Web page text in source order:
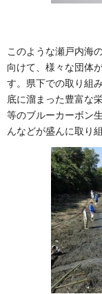
このような瀬戸内海
向けて、様々な団体
す。県下での取り組
底に溜まった豊富な
等のブルーカーボン
んなどが盛んに取り